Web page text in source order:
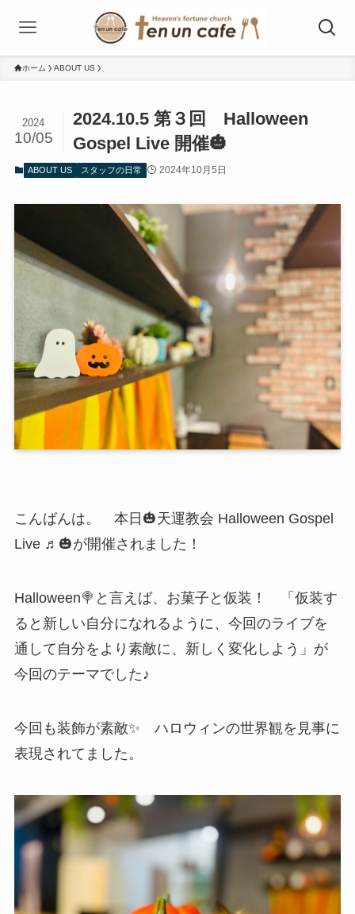
ホーム ABOUT US
2024.10.5 第３回 Halloween
Gospel Live 開催🎃
2024
10/05
ABOUT US スタッフの日常 2024年10月5日
こんばんは。 本日🎃天運教会 Halloween Gospel
Live ♬🎃が開催されました！
Halloween🍭と言えば、お菓子と仮装！ 「仮装す
ると新しい自分になれるように、今回のライブを
通して自分をより素敵に、新しく変化しよう」が
今回のテーマでした♪
今回も装飾が素敵✨ ハロウィンの世界観を見事に
表現されてました。